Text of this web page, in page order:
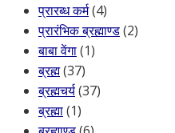
प्रारब्ध कर्म(4)
प्रारंभिक ब्रह्माण्ड(2)
बाबा वेंगा(1)
ब्रह्म(37)
ब्रह्मचर्य(37)
ब्रह्मा(1)